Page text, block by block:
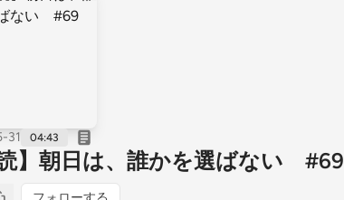
31 04:43
読】朝日は、誰かを選ばない #69